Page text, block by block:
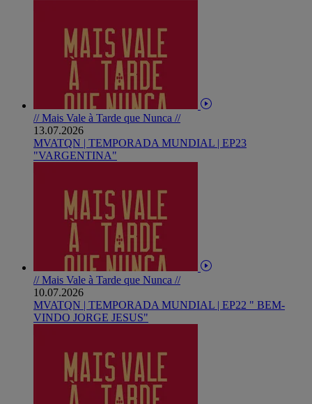
// Mais Vale à Tarde que Nunca //
13.07.2026
MVATQN | TEMPORADA MUNDIAL | EP23
"VARGENTINA"
// Mais Vale à Tarde que Nunca //
10.07.2026
MVATQN | TEMPORADA MUNDIAL | EP22 " BEM-
VINDO JORGE JESUS"